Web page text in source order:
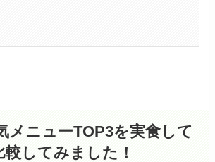
メニューTOP3を実食して
較してみました！